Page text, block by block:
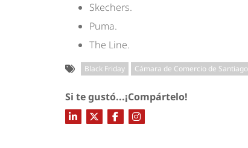
Skechers.
Puma.
The Line.
Black Friday Cámara de Comercio de Santiago
Si te gustó...¡Compártelo!